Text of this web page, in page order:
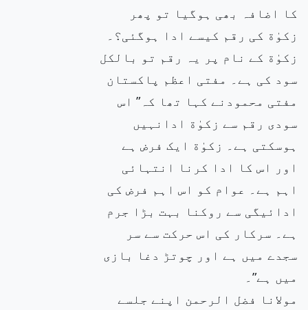
کا اضافہ بھی ہوگیا تو پھر
زکوٰة کی رقم کیسے ادا ہوگئی؟۔
زکوٰة کے نام پر یہ رقم تو بالکل
سود کی ہے۔ مفتی اعظم پاکستان
مفتی محمودنے کہا تھا کہ” اس
سودی رقم سے زکوٰة ادانہیں
ہوسکتی ہے۔ زکوٰة ایک فرض ہے
اور اس کا ادا کرنا انتہائی
اہم ہے۔ عوام کو اس اہم فرض کی
ادائیگی سے روکنا بہت بڑا جرم
ہے۔ سرکار کی اس حرکت سے سر
سجدے میں ہے اور چوتڑ دغا بازی
میں ہے”۔
مولانا فضل الرحمن اپنے جلسے